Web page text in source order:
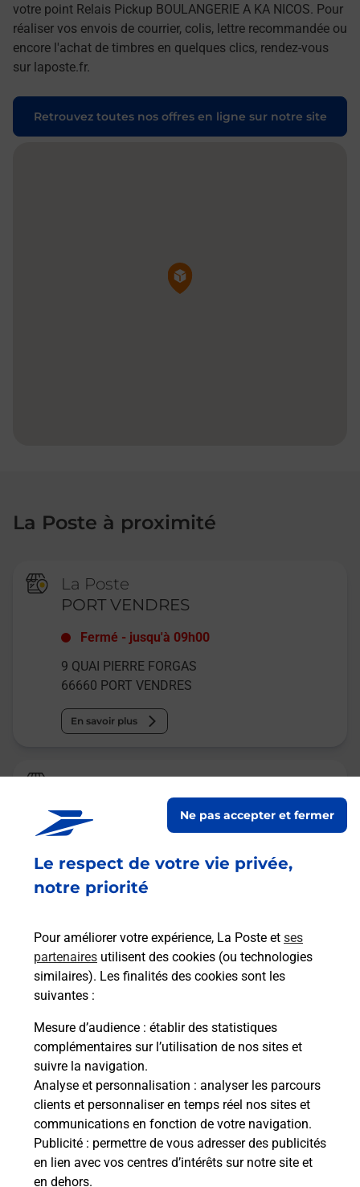
Le respect de votre vie privée,
notre priorité
Pour améliorer votre expérience, La Poste et ses
partenaires utilisent des cookies (ou technologies
similaires). Les finalités des cookies sont les
suivantes :
Mesure d’audience : établir des statistiques
complémentaires sur l’utilisation de nos sites et
suivre la navigation.
Analyse et personnalisation : analyser les parcours
clients et personnaliser en temps réel nos sites et
communications en fonction de votre navigation.
Publicité : permettre de vous adresser des publicités
en lien avec vos centres d’intérêts sur notre site et
en dehors.
Ne pas accepter et fermer
votre point Relais Pickup BOULANGERIE A KA NICOS. Pour
réaliser vos envois de courrier, colis, lettre recommandée ou
encore l'achat de timbres en quelques clics, rendez-vous
sur laposte.fr.
Retrouvez toutes nos offres en ligne sur notre site
Pin de la carte
La Poste à proximité
La Poste
PORT VENDRES
Fermé - jusqu'à 09h00
9 QUAI PIERRE FORGAS
66660 PORT VENDRES
En savoir plus
La Poste
jusqu'à 14h00
1 RUE DE LA REPUBLIQUE
66190 COLLIOURE
Malin !
La Poste
en ligne
Ouvert 24h/24
En savoir plus